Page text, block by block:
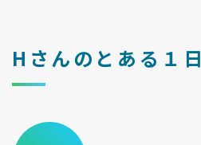
Hさんのとある１日